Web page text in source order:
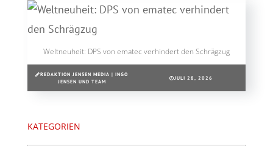
Weltneuheit: DPS von ematec verhindert den Schrägzug
REDAKTION JENSEN MEDIA | INGO
JENSEN UND TEAM
JULI 28, 2026
KATEGORIEN